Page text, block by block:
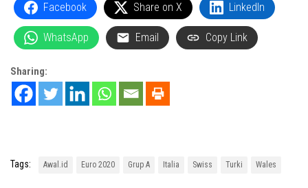
Facebook Share on X LinkedIn
WhatsApp Email Copy Link
Sharing:
Tags: Awal.id Euro 2020 Grup A Italia Swiss Turki Wales